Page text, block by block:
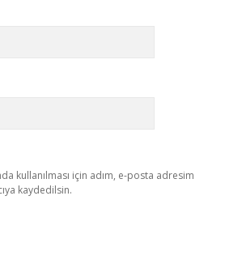
kullanılması için adım, e-posta adresim
kaydedilsin.